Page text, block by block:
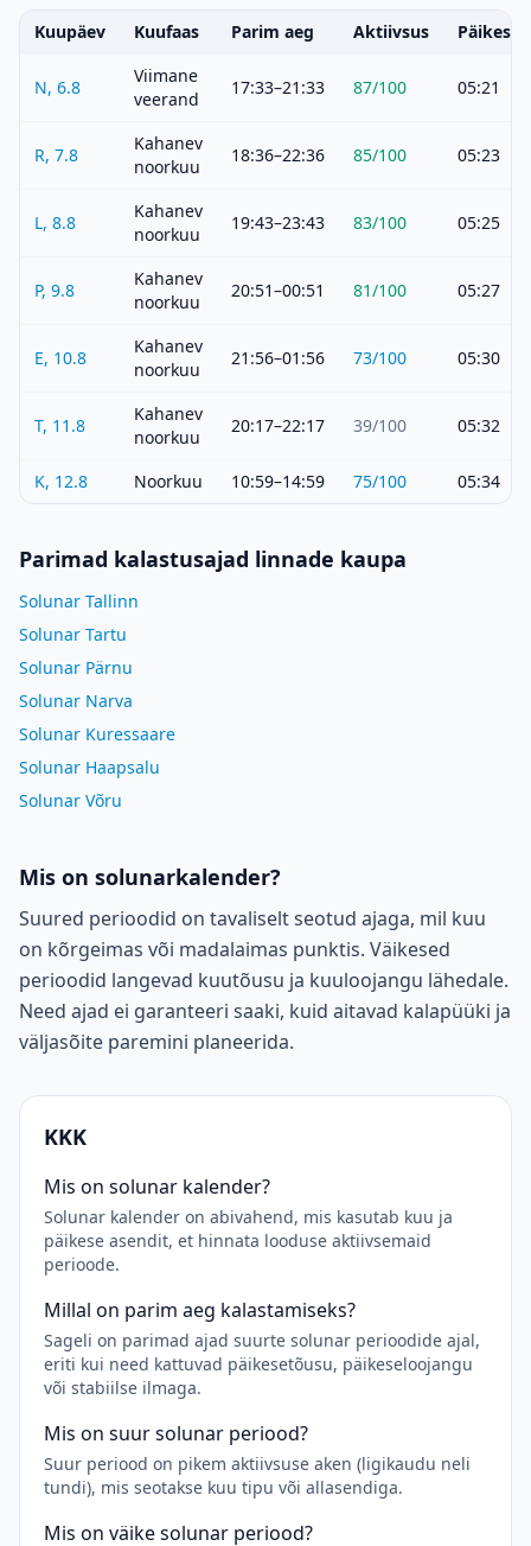
Kuupäev Kuufaas Parim aeg Aktiivsus
N, 6.8
Viimane
veerand
17:33–21:33 87/100 05:21
R, 7.8
Kahanev
noorkuu
18:36–22:36 85/100 05:23
L, 8.8
Kahanev
noorkuu
19:43–23:43 83/100 05:25
P, 9.8
Kahanev
noorkuu
20:51–00:51 81/100 05:27
E, 10.8
Kahanev
noorkuu
21:56–01:56 73/100 05:30
T, 11.8
Kahanev
noorkuu
20:17–22:17 39/100 05:32
K, 12.8 Noorkuu 10:59–14:59 75/100 05:34
Parimad kalastusajad linnade kaupa
Solunar Tallinn
Solunar Tartu
Solunar Pärnu
Solunar Narva
Solunar Kuressaare
Solunar Haapsalu
Solunar Võru
Mis on solunarkalender?
Suured perioodid on tavaliselt seotud ajaga, mil kuu
on kõrgeimas või madalaimas punktis. Väikesed
perioodid langevad kuutõusu ja kuuloojangu lähedale.
Need ajad ei garanteeri saaki, kuid aitavad kalapüüki ja
väljasõite paremini planeerida.
KKK
Mis on solunar kalender?
Solunar kalender on abivahend, mis kasutab kuu ja
päikese asendit, et hinnata looduse aktiivsemaid
perioode.
Millal on parim aeg kalastamiseks?
Sageli on parimad ajad suurte solunar perioodide ajal,
eriti kui need kattuvad päikesetõusu, päikeseloojangu
või stabiilse ilmaga.
Mis on suur solunar periood?
Suur periood on pikem aktiivsuse aken (ligikaudu neli
tundi), mis seotakse kuu tipu või allasendiga.
Mis on väike solunar periood?